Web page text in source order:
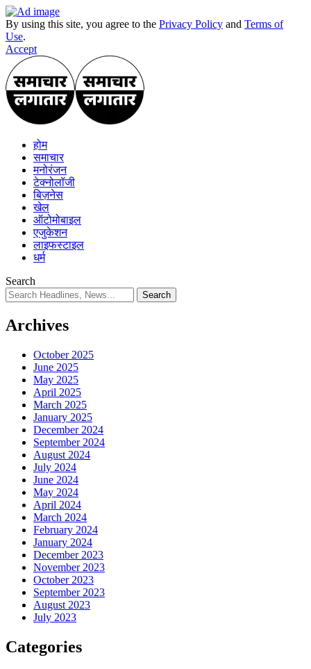
By using this site, you agree to the Privacy Policy and Terms of
Use.
Accept
होम
समाचार
मनोरंजन
टेक्नोलॉजी
बिज़नेस
खेल
ऑटोमोबाइल
एजुकेशन
लाइफस्टाइल
धर्म
Search
Archives
October 2025
June 2025
May 2025
April 2025
March 2025
January 2025
December 2024
September 2024
August 2024
July 2024
June 2024
May 2024
April 2024
March 2024
February 2024
January 2024
December 2023
November 2023
October 2023
September 2023
August 2023
July 2023
Categories